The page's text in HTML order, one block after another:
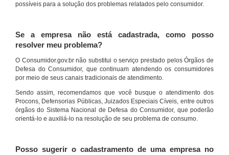
possíveis para a solução dos problemas relatados pelo consumidor.
Se a empresa não está cadastrada, como posso
resolver meu problema?
O Consumidor.gov.br não substitui o serviço prestado pelos Órgãos de
Defesa do Consumidor, que continuam atendendo os consumidores
por meio de seus canais tradicionais de atendimento.
Sendo assim, recomendamos que você busque o atendimento dos
Procons, Defensorias Públicas, Juizados Especiais Cíveis, entre outros
órgãos do Sistema Nacional de Defesa do Consumidor, que poderão
orientá-lo e auxiliá-lo na resolução de seu problema de consumo.
Posso sugerir o cadastramento de uma empresa no